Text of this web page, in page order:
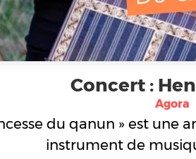
Concert :
Agora
du qanun » est une
instrument de